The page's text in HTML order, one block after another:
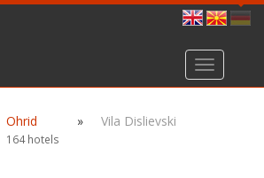
Toggle
navigation
Ohrid
164 hotels
» Vila Dislievski